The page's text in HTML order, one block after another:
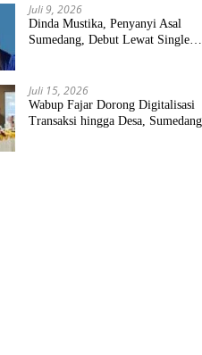
Juli 9, 2026
Dinda Mustika, Penyanyi Asal
Sumedang, Debut Lewat Single
Juli 15, 2026
Wabup Fajar Dorong Digitalisasi
Transaksi hingga Desa, Sumedang